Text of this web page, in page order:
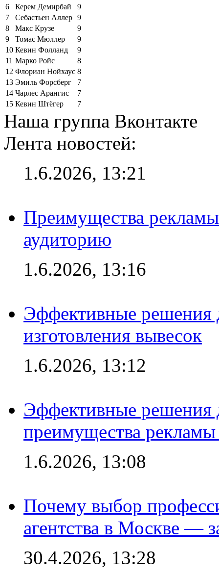
6
Керем Демирбай
9
7
Себастьен Аллер 9
8
Макс Крузе
9
9
Томас Мюллер
9
10 Кевин Фолланд
9
11 Марко Ройс
8
12 Флориан Нойхаус 8
13 Эмиль Форсберг
7
14 Чарлес Арангис
7
15 Кевин Штёгер 7
Наша группа Вконтакте
Лента новостей:
1.6.2026, 13:21
Преимущества
аудиторию
1.6.2026, 13:16
Эффективные решения
изготовления вывесок
1.6.2026, 13:12
Эффективные решения
преимущества рекламы
1.6.2026, 13:08
Почему выбор
агентства в Москве —
30.4.2026, 13:28